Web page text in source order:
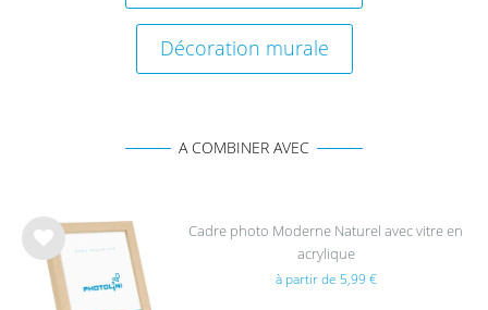
Décoration murale
A COMBINER AVEC
List
e de
sou
Cadre photo Moderne Naturel avec vitre en
acrylique
à partir de 5,99 €